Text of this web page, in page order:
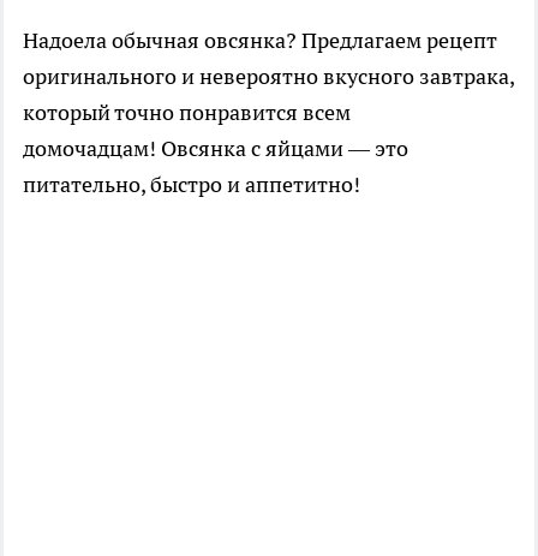
Надоела обычная овсянка? Предлагаем рецепт
оригинального и невероятно вкусного завтрака,
который точно понравится всем
домочадцам! Овсянка с яйцами — это
питательно, быстро и аппетитно!